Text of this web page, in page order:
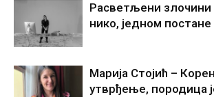
Расветљени злочини
нико, једном постане
Марија Стојић –
утврђење, породица